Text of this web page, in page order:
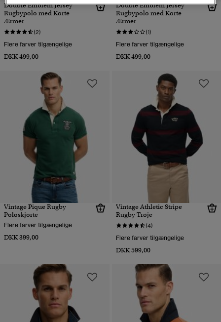
Double Emblem Jersey
Rugbypolo med Korte
Ærmer
(2)
Flere farver tilgængelige
DKK 499,00
Double Emblem Jersey
Rugbypolo med Korte
Ærmer
(1)
Flere farver tilgængelige
DKK 499,00
Vintage Pique Rugby
Poloskjorte
Flere farver tilgængelige
DKK 399,00
Vintage Athletic Stripe
Rugby Trøje
(4)
Flere farver tilgængelige
DKK 599,00